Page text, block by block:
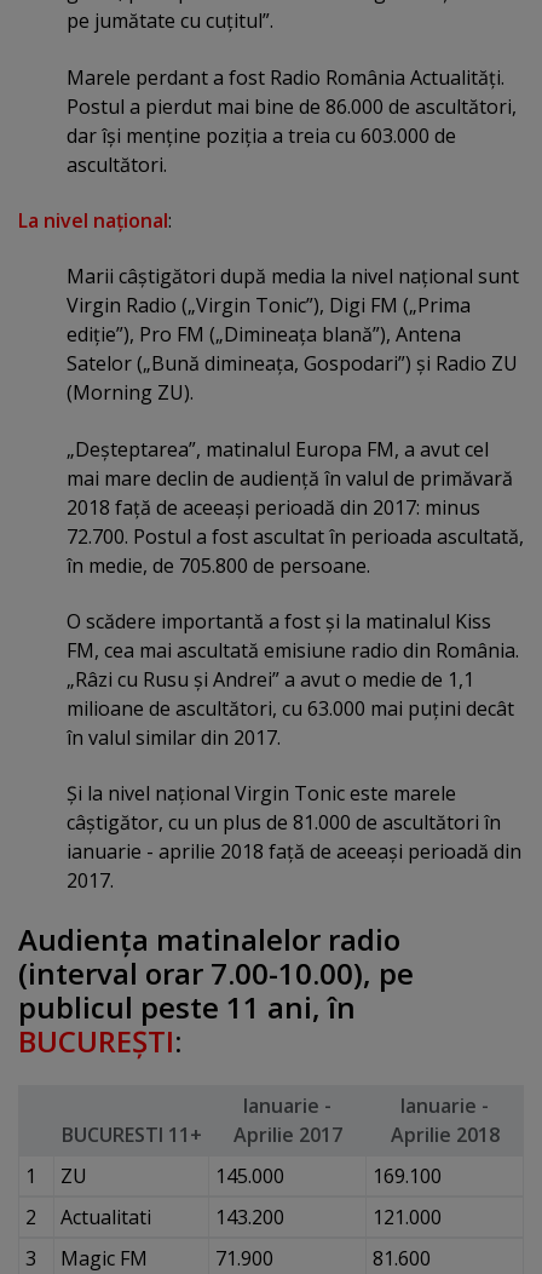
pe jumătate cu cuţitul”.
Marele perdant a fost Radio România Actualităţi.
Postul a pierdut mai bine de 86.000 de ascultători,
dar îşi menţine poziţia a treia cu 603.000 de
ascultători.
La nivel naţional:
Marii câştigători după media la nivel naţional sunt
Virgin Radio („Virgin Tonic”), Digi FM („Prima
ediţie”), Pro FM („Dimineaţa blană”), Antena
Satelor („Bună dimineaţa, Gospodari”) şi Radio ZU
(Morning ZU).
„Deşteptarea”, matinalul Europa FM, a avut cel
mai mare declin de audienţă în valul de primăvară
2018 faţă de aceeaşi perioadă din 2017: minus
72.700. Postul a fost ascultat în perioada ascultată,
în medie, de 705.800 de persoane.
O scădere importantă a fost şi la matinalul Kiss
FM, cea mai ascultată emisiune radio din România.
„Râzi cu Rusu şi Andrei” a avut o medie de 1,1
milioane de ascultători, cu 63.000 mai puţini decât
în valul similar din 2017.
Şi la nivel naţional Virgin Tonic este marele
câştigător, cu un plus de 81.000 de ascultători în
ianuarie - aprilie 2018 faţă de aceeaşi perioadă din
2017.
Audienţa matinalelor radio
(interval orar 7.00-10.00), pe
publicul peste 11 ani, în
BUCUREŞTI:
BUCURESTI 11+
Ianuarie -
Aprilie 2017
Ianuarie -
Aprilie 2018
1
ZU 145.000
169.100
2
Actualitati 143.200
121.000
3
Magic FM 71.900
81.600